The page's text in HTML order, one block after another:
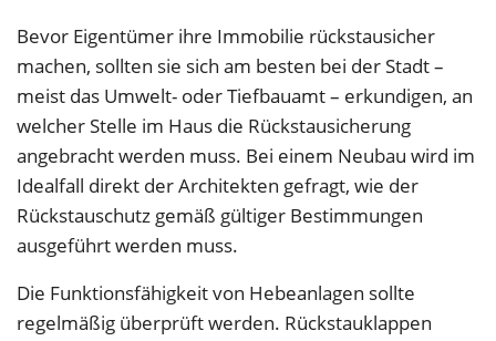
Bevor Eigentümer ihre Immobilie rückstausicher
machen, sollten sie sich am besten bei der Stadt –
meist das Umwelt- oder Tiefbauamt – erkundigen, an
welcher Stelle im Haus die Rückstausicherung
angebracht werden muss. Bei einem Neubau wird im
Idealfall direkt der Architekten gefragt, wie der
Rückstauschutz gemäß gültiger Bestimmungen
ausgeführt werden muss.
Die Funktionsfähigkeit von Hebeanlagen sollte
regelmäßig überprüft werden. Rückstauklappen